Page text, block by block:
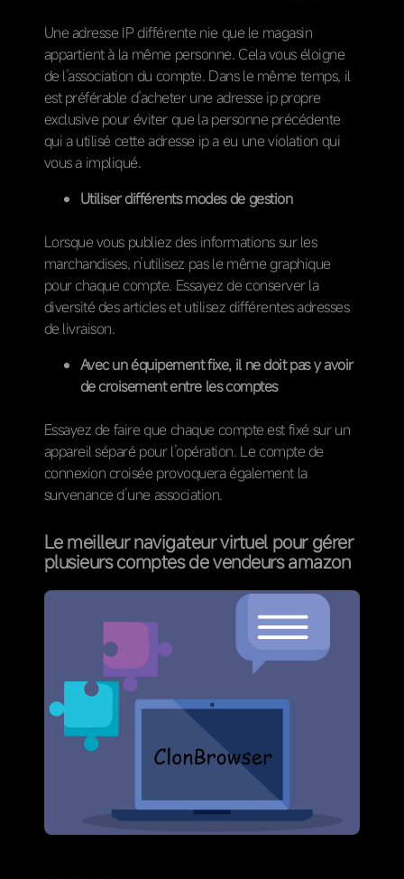
Une adresse IP différente nie que le magasin
appartient à la même personne. Cela vous éloigne
de l’association du compte. Dans le même temps, il
est préférable d’acheter une adresse ip propre
exclusive pour éviter que la personne précédente
qui a utilisé cette adresse ip a eu une violation qui
vous a impliqué.
Utiliser différents modes de gestion
Lorsque vous publiez des informations sur les
marchandises, n’utilisez pas le même graphique
pour chaque compte. Essayez de conserver la
diversité des articles et utilisez différentes adresses
de livraison.
Avec un équipement fixe, il ne doit pas y avoir
de croisement entre les comptes
Essayez de faire que chaque compte est fixé sur un
appareil séparé pour l’opération. Le compte de
connexion croisée provoquera également la
survenance d’une association.
Le meilleur navigateur virtuel pour gérer
plusieurs comptes de vendeurs amazon